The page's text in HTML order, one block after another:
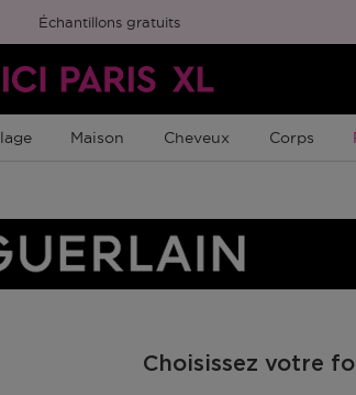
Échantillons gratuits
Maison Cheveux Corps
Choisissez votre